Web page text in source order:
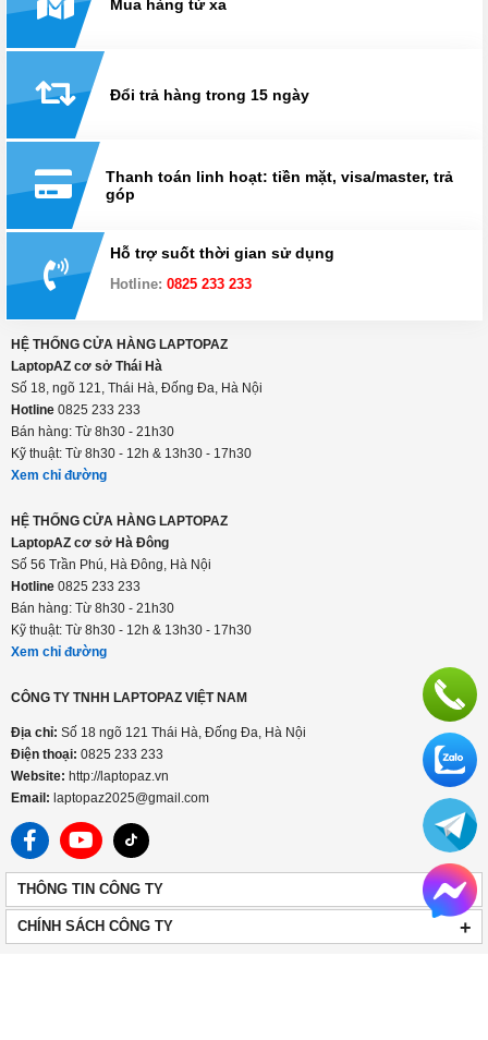
Thanh toán linh hoạt: tiền mặt, visa/master, trả
HỆ THỐNG CỬA HÀNG LAPTOPAZ
LaptopAZ cơ sở Thái Hà
Số 18, ngõ 121, Thái Hà, Đống Đa, Hà Nội
Hotline0825 233 233
Bán hàng: Từ 8h30 - 21h30
Kỹ thuật: Từ 8h30 - 12h & 13h30 - 17h30
HỆ THỐNG CỬA HÀNG LAPTOPAZ
LaptopAZ cơ sở Hà Đông
Số 56 Trần Phú, Hà Đông, Hà Nội
Hotline0825 233 233
Bán hàng: Từ 8h30 - 21h30
Kỹ thuật: Từ 8h30 - 12h & 13h30 - 17h30
Địa chỉ:Số 18 ngõ 121 Thái Hà, Đống Đa, Hà Nội
Điện thoại:0825 233 233
Website:http://laptopaz.vn
THÔNG TIN CÔNG TY +
CHÍNH SÁCH CÔNG TY +